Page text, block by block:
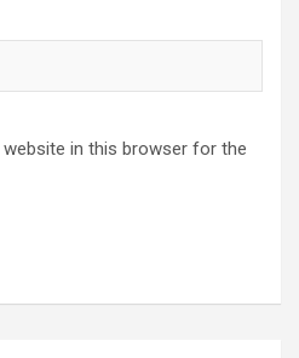
website in this browser for the